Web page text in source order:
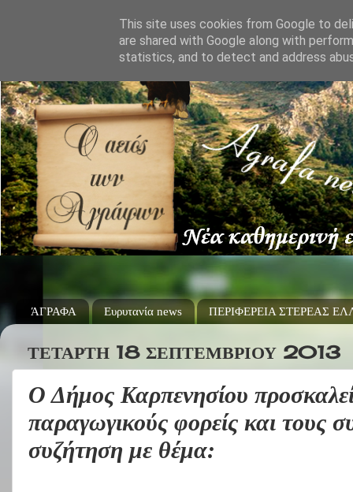
ΆΓΡΑΦΑ Ευρυτανία news ΠΕΡΙΦΕΡΕΙΑ ΣΤΕΡΕΑΣ
ΤΕΤΆΡΤΗ 18 ΣΕΠΤΕΜΒΡΊΟΥ 2013
Ο Δήμος Καρπενησίου
παραγωγικούς φορείς και τους
συζήτηση με θέμα:
This site uses cookies from Google to
are shared with Google along with
statistics, and to detect and address